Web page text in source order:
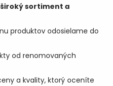
sortiment a
produktov odosielame do
od renomovaných
a kvality, ktorý oceníte